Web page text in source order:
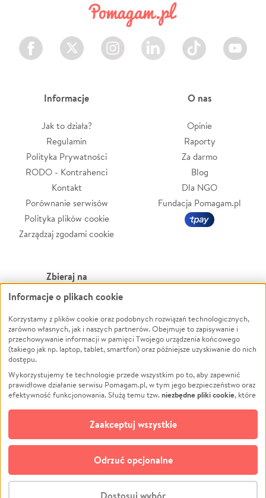
Facebook Twitter Instagram LinkedIn TikTok Youtube
Informacje
Jak to działa?
Regulamin
Polityka Prywatności
RODO - Kontrahenci
Kontakt
Porównanie serwisów
Polityka plików cookie
Zarządzaj zgodami cookie
O nas
Opinie
Raporty
Za darmo
Blog
Dla NGO
Fundacja Pomagam.pl
Zbieraj na
Leczenie
Zwierzęta
Pożar
Ukraina
Pomoc Finansowa
Projekty
Pogrzeb
Społeczność lokalna
Kultura
Powódź
Wichura
NGO
Edukacja
Podróż
Impreza
Ochrona środowiska
Biznes
© CROWDING SP. Z O.O.
Informacje o plikach cookie
Korzystamy z plików cookie oraz podobnych rozwiązań technologicznych,
zarówno własnych, jak i naszych partnerów. Obejmuje to zapisywanie i
przechowywanie informacji w pamięci Twojego urządzenia końcowego
(takiego jak np. laptop, tablet, smartfon) oraz późniejsze uzyskiwanie do nich
dostępu.
Wykorzystujemy te technologie przede wszystkim po to, aby zapewnić
prawidłowe działanie serwisu Pomagam.pl, w tym jego bezpieczeństwo oraz
efektywność funkcjonowania. Służą temu tzw.niezbędne pliki cookie, które
opcjonalnych plików cookie
technologii do celów analitycznych i retargetingowych. Możesz wyrazić
zgodę na ich stosowanie lub jej odmówić. W dowolnym momencie masz
możliwość zmiany swoich preferencji na stronie „Zarządzaj zgodami cookie”,
do której link znajdziesz w stopce serwisu Pomagam.pl. Opcjonalne pliki
cookie wykorzystywane są w następujących celach:
Odrzuć opcjonalne
Zaakceptuj wszystkie